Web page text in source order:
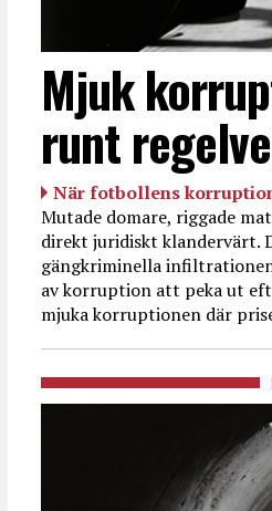
Mjuk
runt
När fotbollens
Mutade domare, riggade
direkt juridiskt klandervärt.
gängkriminella
av korruption att peka ut
mjuka korruptionen där